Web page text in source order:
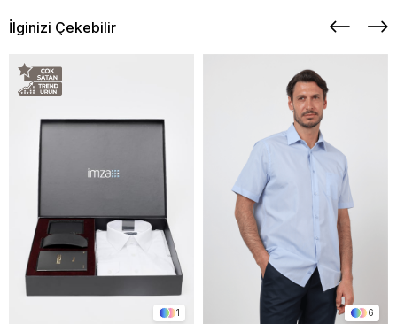
İlginizi Çekebilir
1 6